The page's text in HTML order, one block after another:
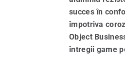
succes în
împotriva
Object
întregii game